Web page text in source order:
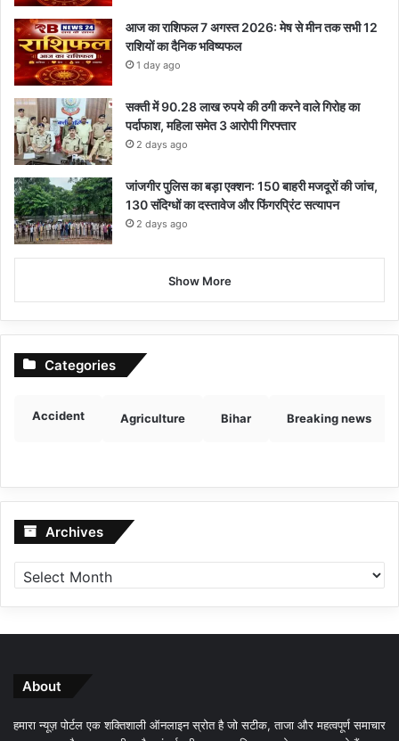
आज का राशिफल 7 अगस्त 2026: मेष से मीन तक सभी 12
राशियों का दैनिक भविष्यफल
1 day ago
सक्ती में 90.28 लाख रुपये की ठगी करने वाले गिरोह का
पर्दाफाश, महिला समेत 3 आरोपी गिरफ्तार
2 days ago
जांजगीर पुलिस का बड़ा एक्शन: 150 बाहरी मजदूरों की जांच,
130 संदिग्धों का दस्तावेज और फिंगरप्रिंट सत्यापन
2 days ago
Show More
Categories
Accident Agriculture Bihar Breaking news
Archives Archives
About
हमारा न्यूज़ पोर्टल एक शक्तिशाली ऑनलाइन स्रोत है जो सटीक, ताजा और महत्वपूर्ण समाचार